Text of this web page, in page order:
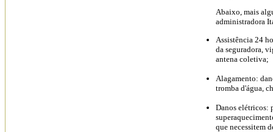
Abaixo, mais
administradora
Assistência 24
da seguradora,
antena coletiva;
Alagamento:
tromba d'água,
Danos elétricos:
que necessitem